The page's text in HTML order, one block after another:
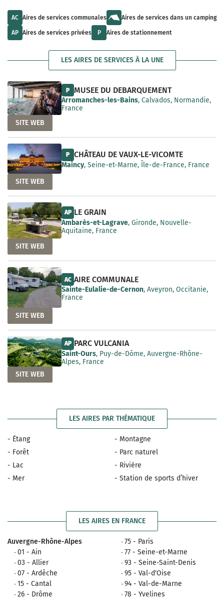
i
l
b
l
t
s
v
a
a
e
l
t
a
v
l
l
e
AC Aires de services communales Aires de services dans un camping
AP Aires de services privées P Aires de stationnement
LES AIRES DE SERVICES À LA UNE
P MUSEE DU DEBARQUEMENT
Arromanches-les-Bains, Calvados, Normandie,
France
SITE WEB
P CHÂTEAU DE VAUX-LE-VICOMTE
Maincy, Seine-et-Marne, Île-de-France, France
SITE WEB
AP LE GRAIN
Ambarès-et-Lagrave, Gironde, Nouvelle-
Aquitaine, France
SITE WEB
AC AIRE COMMUNALE
Sainte-Eulalie-de-Cernon, Aveyron, Occitanie,
France
SITE WEB
AP PARC VULCANIA
Saint-Ours, Puy-de-Dôme, Auvergne-Rhône-
Alpes, France
SITE WEB
LES AIRES PAR THÉMATIQUE
- Étang
- Forêt
- Lac
- Mer
- Montagne
- Parc naturel
- Rivière
- Station de sports d’hiver
LES AIRES EN FRANCE
Auvergne-Rhône-Alpes
01 - Ain
03 - Allier
07 - Ardêche
15 - Cantal
26 - Drôme
75 - Paris
77 - Seine-et-Marne
93 - Seine-Saint-Denis
95 - Val-d'Oise
94 - Val-de-Marne
78 - Yvelines